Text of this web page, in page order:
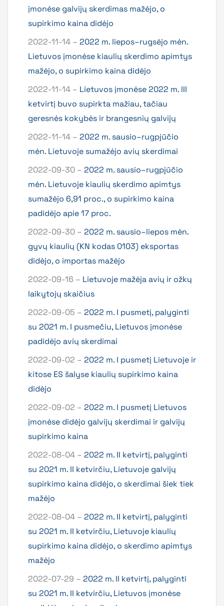
įmonėse galvijų skerdimas mažėjo, o
supirkimo kaina didėjo
2022-11-14 – 2022 m. liepos–rugsėjo mėn.
Lietuvos įmonėse kiaulių skerdimo apimtys
mažėjo, o supirkimo kaina didėjo
2022-11-14 – Lietuvos įmonėse 2022 m. III
ketvirtį buvo supirkta mažiau, tačiau
geresnės kokybės ir brangesnių galvijų
2022-11-14 – 2022 m. sausio–rugpjūčio
mėn. Lietuvoje sumažėjo avių skerdimai
2022-09-30 – 2022 m. sausio–rugpjūčio
mėn. Lietuvoje kiaulių skerdimo apimtys
sumažėjo 6,91 proc., o supirkimo kaina
padidėjo apie 17 proc.
2022-09-30 – 2022 m. sausio–liepos mėn.
gyvų kiaulių (KN kodas 0103) eksportas
didėjo, o importas mažėjo
2022-09-16 – Lietuvoje mažėja avių ir ožkų
laikytojų skaičius
2022-09-05 – 2022 m. I pusmetį, palyginti
su 2021 m. I pusmečiu, Lietuvos įmonėse
padidėjo avių skerdimai
2022-09-02 – 2022 m. I pusmetį Lietuvoje ir
kitose ES šalyse kiaulių supirkimo kaina
didėjo
2022-09-02 – 2022 m. I pusmetį Lietuvos
įmonėse didėjo galvijų skerdimai ir galvijų
supirkimo kaina
2022-08-04 – 2022 m. II ketvirtį, palyginti
su 2021 m. II ketvirčiu, Lietuvoje galvijų
supirkimo kaina didėjo, o skerdimai šiek tiek
mažėjo
2022-08-04 – 2022 m. II ketvirtį, palyginti
su 2021 m. II ketvirčiu, Lietuvoje kiaulių
supirkimo kaina didėjo, o skerdimo apimtys
mažėjo
2022-07-29 – 2022 m. II ketvirtį, palyginti
su 2021 m. II ketvirčiu, Lietuvos įmonėse